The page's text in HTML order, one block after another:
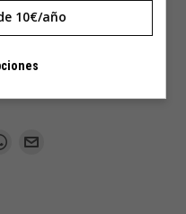
que tienen de
de lo que
a formar parte de ese
fin y al cabo te invita a
10€/año